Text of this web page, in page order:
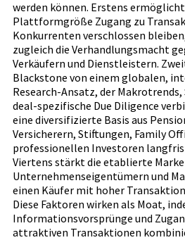
werden können. Erstens
Plattformgröße Zugang zu
Konkurrenten verschlossen
zugleich die Verhandlungsmacht
Verkäufern und Dienstleistern.
Blackstone von einem globalen,
Research-Ansatz, der
deal-spezifische Due Diligence
eine diversifizierte Basis aus
Versicherern, Stiftungen, Family
professionellen Investoren
Viertens stärkt die etablierte Marke
Unternehmenseigentümern und
einen Käufer mit hoher
Diese Faktoren wirken als Moat,
Informationsvorsprünge und
attraktiven Transaktionen